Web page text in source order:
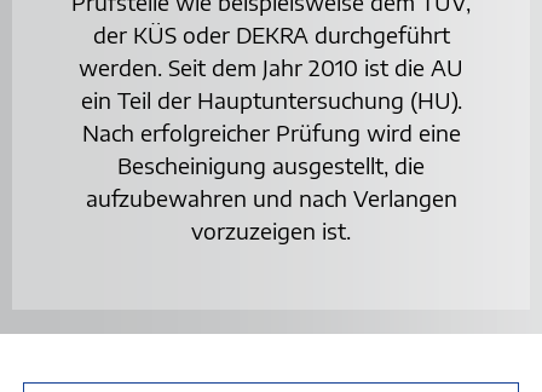
der KÜS oder DEKRA durchgeführt
werden. Seit dem Jahr 2010 ist die AU
ein Teil der Hauptuntersuchung (HU).
Nach erfolgreicher Prüfung wird eine
Bescheinigung ausgestellt, die
aufzubewahren und nach Verlangen
vorzuzeigen ist.